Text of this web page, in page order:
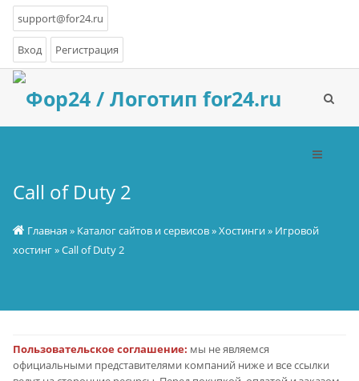
support@for24.ru
Вход Регистрация
Call of Duty 2
Главная » Каталог сайтов и сервисов»Хостинги» Игровой
хостинг» Call of Duty 2
Пользовательское соглашение: мы не являемся
официальными представителями компаний ниже и все ссылки